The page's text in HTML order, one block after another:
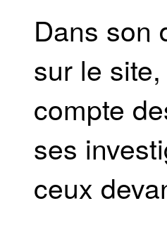
Dans son
sur le
compte
ses
ceux